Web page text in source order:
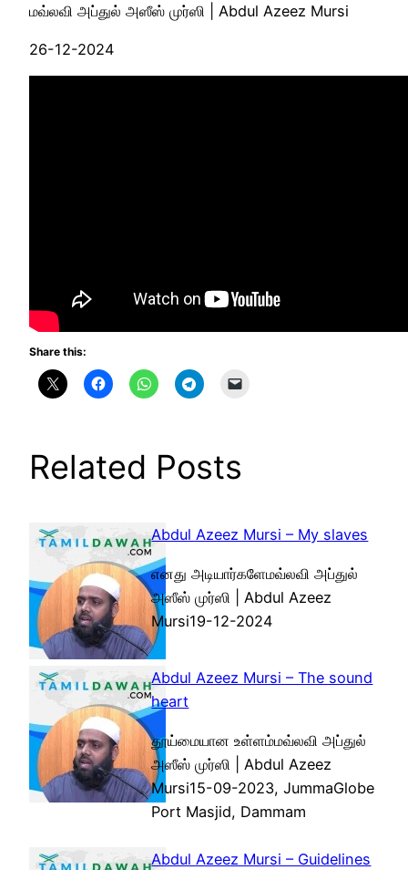
மவ்லவி அப்துல் அஸீஸ் முர்ஸி | Abdul Azeez Mursi
26-12-2024
Share this:
Related Posts
Abdul Azeez Mursi – My slaves
எனது அடியார்களேமவ்லவி அப்துல்
அஸீஸ் முர்ஸி | Abdul Azeez
Mursi19-12-2024
Abdul Azeez Mursi – The sound
heart
தூய்மையான உள்ளம்மவ்லவி அப்துல்
அஸீஸ் முர்ஸி | Abdul Azeez
Mursi15-09-2023, JummaGlobe
Port Masjid, Dammam
Abdul Azeez Mursi – Guidelines